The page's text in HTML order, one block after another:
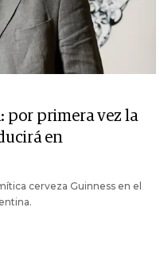
por primera vez la
en
cerveza Guinness en el